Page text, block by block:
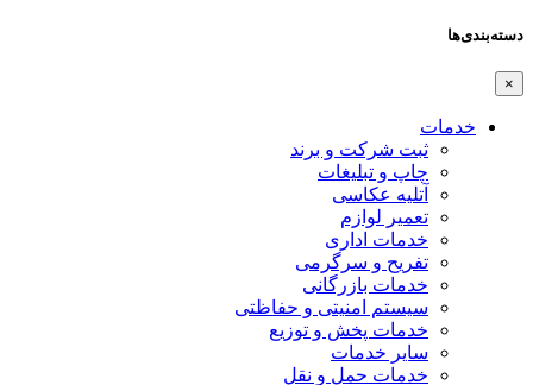
دسته‌بندی‌ها
×
خدمات
ثبت شرکت و برند
چاپ و تبلیغات
آتلیه عکاسی
تعمیر لوازم
خدمات اداری
تفریح و سرگرمی
خدمات بازرگانی
سیستم امنیتی و حفاظتی
خدمات پخش و توزیع
سایر خدمات
خدمات حمل و نقل